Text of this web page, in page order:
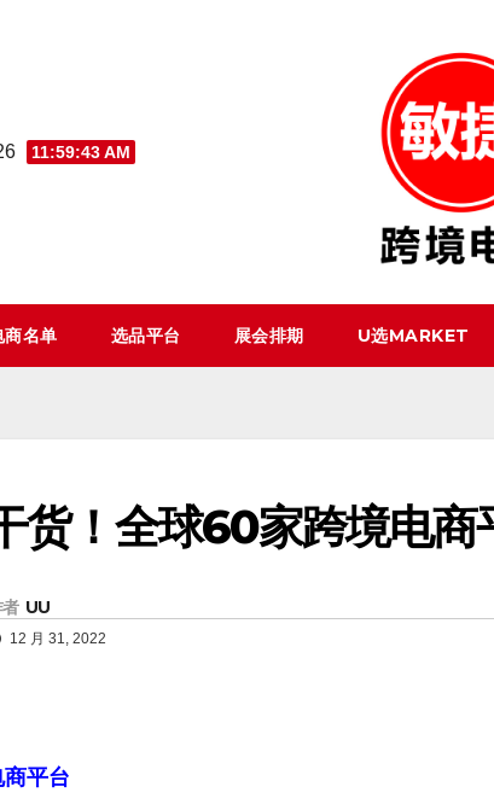
11:59:44 AM
商名单 选品平台 展会排期 U选MARKET
货！全球60家跨境电商
UU
12 月 31, 2022
平台